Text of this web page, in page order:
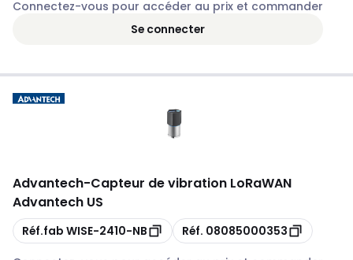
Connectez-vous pour accéder au prix et commander
Se connecter
Advantech-Capteur de vibration LoRaWAN
Advantech US
Copie
Réf.fab WISE-2410-NB Copie
Réf. 08085000353